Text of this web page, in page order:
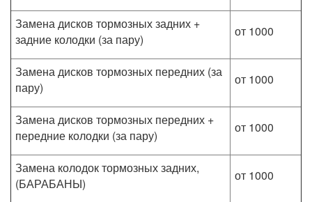
Замена дисков тормозных задних +
задние колодки (за пару)
от 1000
Замена дисков тормозных передних (за
пару)
от 1000
Замена дисков тормозных передних +
передние колодки (за пару)
от 1000
Замена колодок тормозных задних,
(БАРАБАНЫ)
от 1000